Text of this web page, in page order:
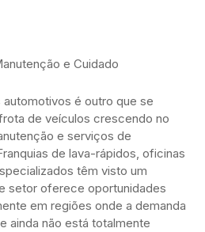
e Cuidado
é outro que se
de veículos crescendo no
e serviços de
de lava-rápidos, oficinas
têm visto um
setor oferece oportunidades
em regiões onde a demanda
ainda não está totalmente